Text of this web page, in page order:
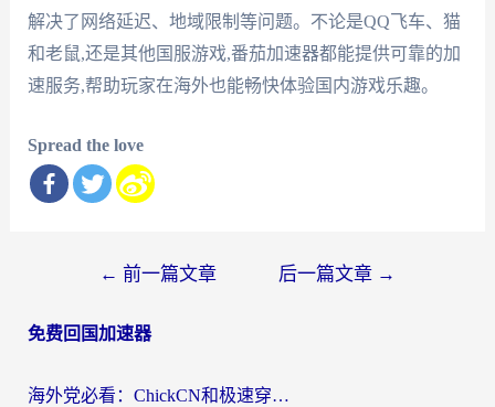
解决了网络延迟、地域限制等问题。不论是QQ飞车、猫
和老鼠,还是其他国服游戏,番茄加速器都能提供可靠的加
速服务,帮助玩家在海外也能畅快体验国内游戏乐趣。
Spread the love
导
← 前一篇文章 后一篇文章 →
免费回国加速器
海外党必看：ChickCN和极速穿梭VPN好用吗？3招教你选对回国加速器无缝刷国内资源